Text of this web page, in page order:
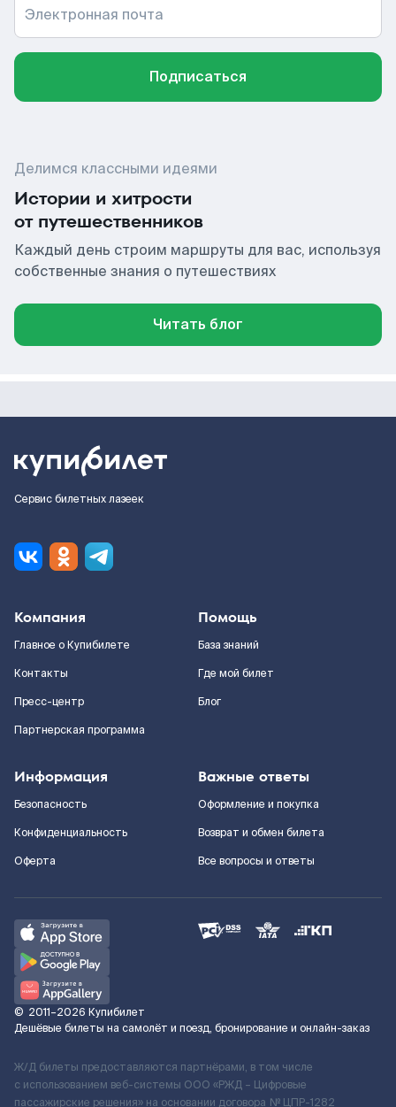
Электронная почта
Подписаться
Делимся классными идеями
Истории и хитрости
от путешественников
Каждый день строим маршруты для вас, используя
собственные знания о путешествиях
Читать блог
Сервис билетных лазеек
Компания
Главное о Купибилете
Контакты
Пресс-центр
Партнерская программа
Помощь
База знаний
Где мой билет
Блог
Информация
Безопасность
Конфиденциальность
Оферта
Важные ответы
Оформление и покупка
Возврат и обмен билета
Все вопросы и ответы
© 2011–2026 Купибилет
Дешёвые билеты на самолёт и поезд, бронирование и онлайн-заказ
Ж/Д билеты предоставляются партнёрами, в том числе
с использованием веб-системы ООО «РЖД – Цифровые
пассажирские решения» на основании договора № ЦПР-1282